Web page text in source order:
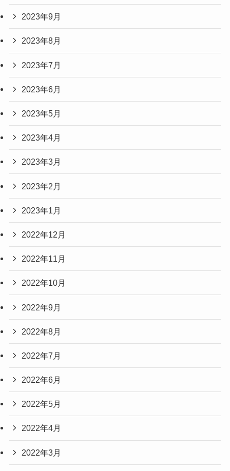
2023年9月
2023年8月
2023年7月
2023年6月
2023年5月
2023年4月
2023年3月
2023年2月
2023年1月
2022年12月
2022年11月
2022年10月
2022年9月
2022年8月
2022年7月
2022年6月
2022年5月
2022年4月
2022年3月